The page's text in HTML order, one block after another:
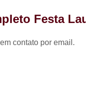
Festa
contato por email.